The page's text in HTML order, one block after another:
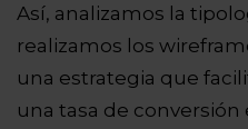
Así, analizamos la
realizamos los
una estrategia que
una tasa de conversión